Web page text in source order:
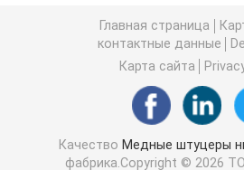
Уменьшение штуцера
Перекрестный штуцер трубы
Штуцер редуктора
Главная страница
контактные данные
Карта сайта
Качество Медные штуцеры
фабрика.Copyright © 2026